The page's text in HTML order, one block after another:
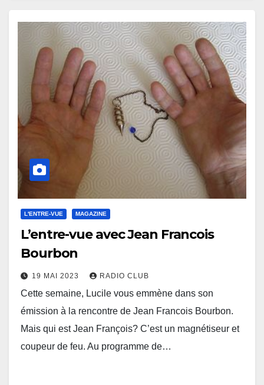
L'ENTRE-VUE MAGAZINE
L’entre-vue avec Jean Francois
Bourbon
19 MAI 2023 RADIO CLUB
Cette semaine, Lucile vous emmène dans son
émission à la rencontre de Jean Francois Bourbon.
Mais qui est Jean François? C’est un magnétiseur et
coupeur de feu. Au programme de…